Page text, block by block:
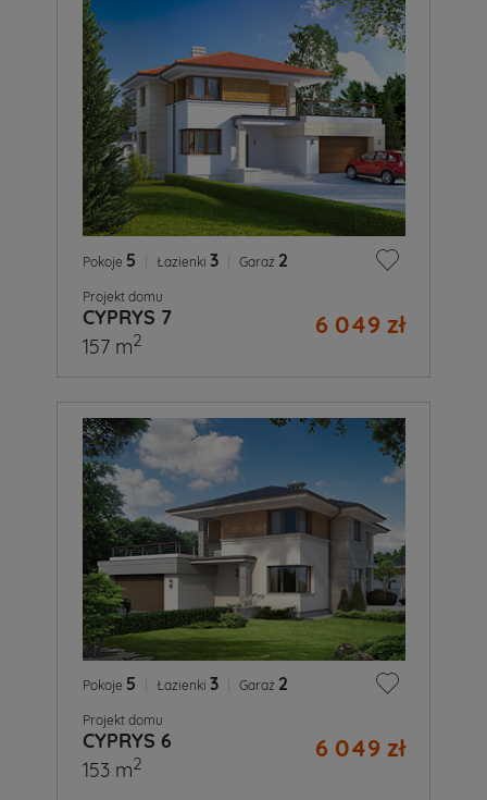
Pokoje 5 Łazienki 3 Garaż 2
Projekt domu
CYPRYS 7 6 049 zł
157 m2
Pokoje 5 Łazienki 3 Garaż 2
Projekt domu
CYPRYS 6 6 049 zł
153 m2